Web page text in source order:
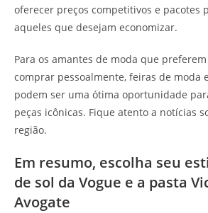
oferecer preços competitivos e pacotes
aqueles que desejam economizar.
Para os amantes de moda que
comprar pessoalmente, feiras de moda
podem ser uma ótima oportunidade
peças icônicas. Fique atento a notícias
região.
Em resumo, escolha seu
de sol da Vogue e a pasta
Avogate